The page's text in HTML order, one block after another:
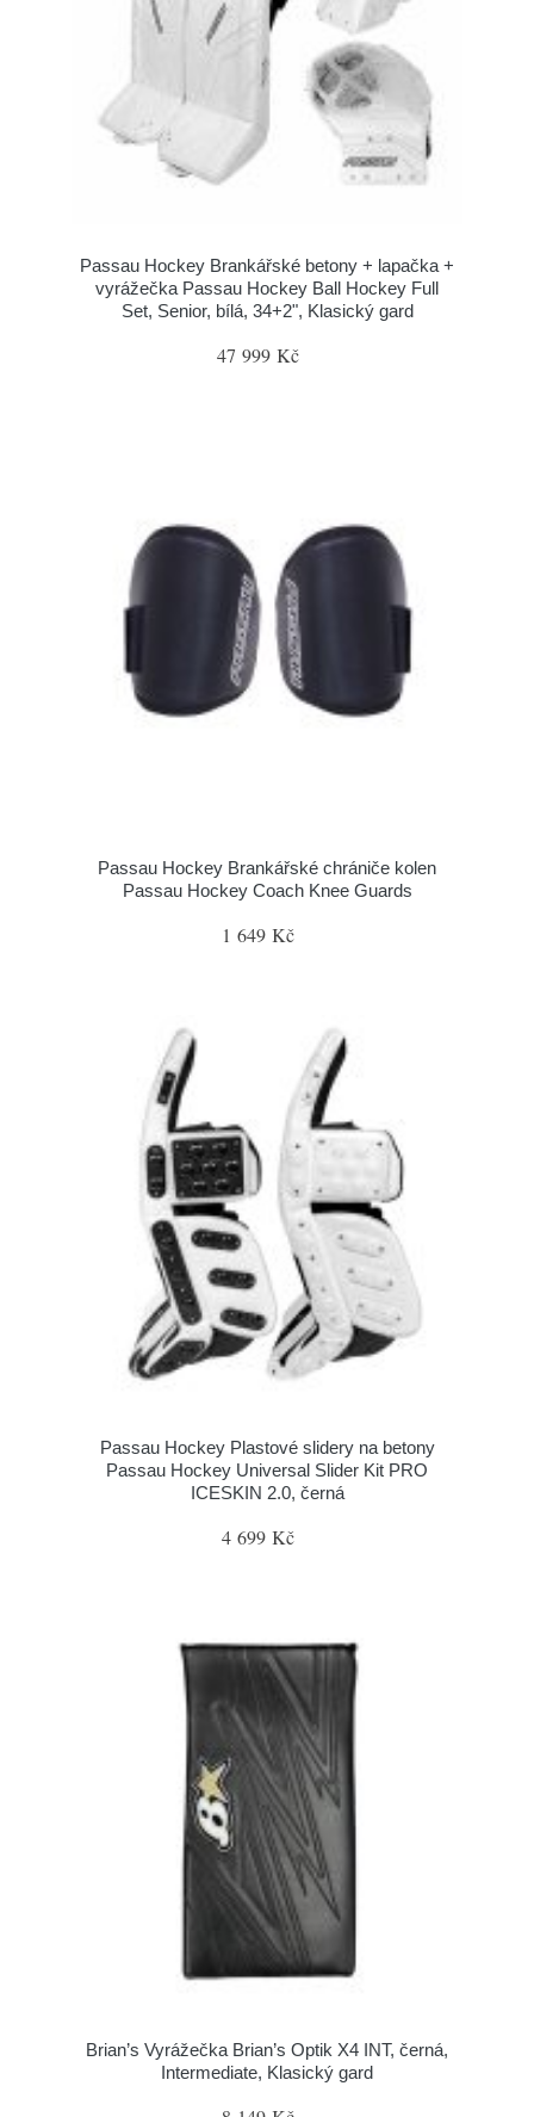
Passau Hockey Brankářské betony + lapačka +
vyrážečka Passau Hockey Ball Hockey Full
Set, Senior, bílá, 34+2", Klasický gard
47 999 Kč
Passau Hockey Brankářské chrániče kolen
Passau Hockey Coach Knee Guards
1 649 Kč
Passau Hockey Plastové slidery na betony
Passau Hockey Universal Slider Kit PRO
ICESKIN 2.0, černá
4 699 Kč
Brian’s Vyrážečka Brian’s Optik X4 INT, černá,
Intermediate, Klasický gard